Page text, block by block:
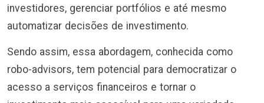
investidores, gerenciar portfólios e até mesmo
automatizar decisões de investimento.
Sendo assim, essa abordagem, conhecida como
robo-advisors, tem potencial para democratizar o
acesso a serviços financeiros e tornar o